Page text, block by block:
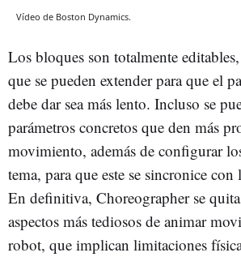
Vídeo de Boston Dynamics.
Los bloques son totalmente
que se pueden extender para que el
debe dar sea más lento. Incluso se
parámetros concretos que den más
movimiento, además de configurar
tema, para que este se sincronice
En definitiva, Choreographer se
aspectos más tediosos de animar
robot, que implican limitaciones